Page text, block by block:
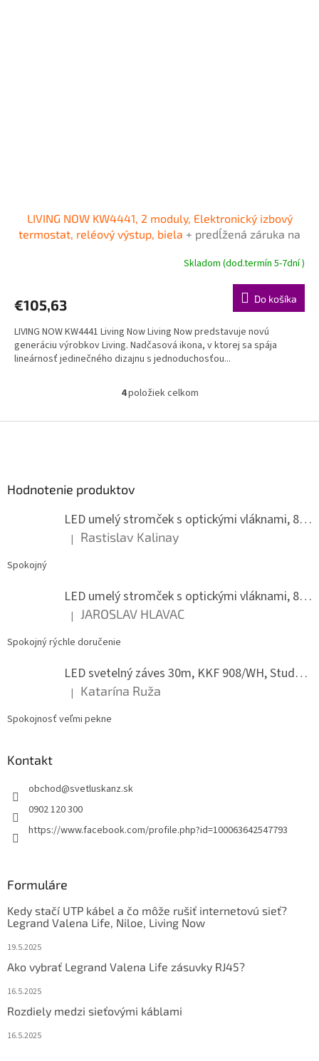
LIVING NOW KW4441, 2 moduly, Elektronický izbový
termostat, reléový výstup, biela + predĺžená záruka na
Skladom (dod.termín 5-7dní )
€105,63 Do košíka
LIVING NOW KW4441 Living Now Living Now predstavuje novú
generáciu výrobkov Living. Nadčasová ikona, v ktorej sa spája
lineárnosť jedinečného dizajnu s jednoduchosťou...
O
l
p
r
v
ý
p
4položiek celkom
Hodnotenie produktov
LED umelý stromček s optickými vláknami, 80 cm
Hodnotenie produktu je 5 z 5 hviezdičiek.
| Rastislav Kalinay
Spokojný
LED umelý stromček s optickými vláknami, 80 cm
Hodnotenie produktu je 5 z 5 hviezdičiek.
| JAROSLAV HLAVAC
Spokojný rýchle doručenie
LED svetelný záves 30m, KKF 908/WH, Studená biela
Hodnotenie produktu je 5 z 5 hviezdičiek.
| Katarína Ruža
Spokojnosť veľmi pekne
Kontakt
obchod@svetluskanz.sk
0902 120 300
https://www.facebook.com/profile.php?id=100063642547793
Formuláre
Kedy stačí UTP kábel a čo môže rušiť internetovú sieť?
Legrand Valena Life, Niloe, Living Now
19.5.2025
Ako vybrať Legrand Valena Life zásuvky RJ45?
16.5.2025
Rozdiely medzi sieťovými káblami
16.5.2025